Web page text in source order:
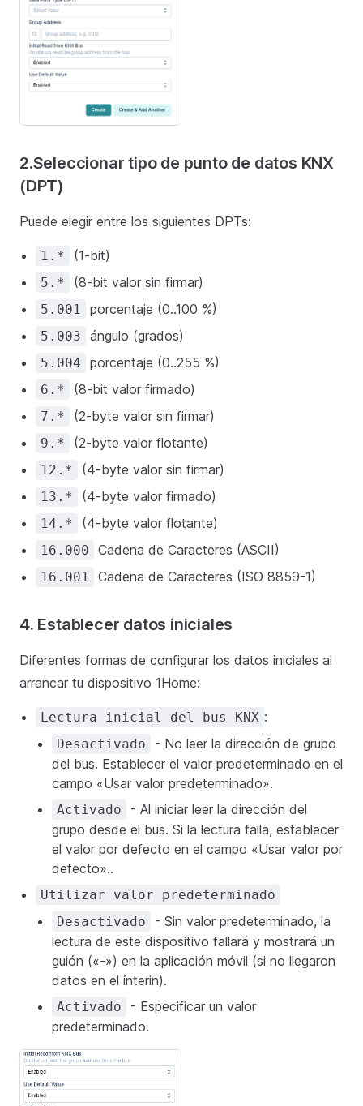
2.Seleccionar tipo de punto de datos KNX
(DPT)
Puede elegir entre los siguientes DPTs:
1.* (1-bit)
5.* (8-bit valor sin firmar)
5.001 porcentaje (0..100 %)
5.003 ángulo (grados)
5.004 porcentaje (0..255 %)
6.* (8-bit valor firmado)
7.* (2-byte valor sin firmar)
9.* (2-byte valor flotante)
12.* (4-byte valor sin firmar)
13.* (4-byte valor firmado)
14.* (4-byte valor flotante)
16.000 Cadena de Caracteres (ASCII)
16.001 Cadena de Caracteres (ISO 8859-1)
4. Establecer datos iniciales
Diferentes formas de configurar los datos iniciales al
arrancar tu dispositivo 1Home:
Lectura inicial del bus KNX :
Desactivado
- No leer la dirección de grupo
del bus. Establecer el valor predeterminado en el
campo «Usar valor predeterminado».
Activado
- Al iniciar leer la dirección del
grupo desde el bus. Si la lectura falla, establecer
el valor por defecto en el campo «Usar valor por
defecto»..
Utilizar valor predeterminado
Desactivado
- Sin valor predeterminado, la
lectura de este dispositivo fallará y mostrará un
guión («-») en la aplicación móvil (si no llegaron
datos en el ínterin).
Activado
- Especificar un valor
predeterminado.